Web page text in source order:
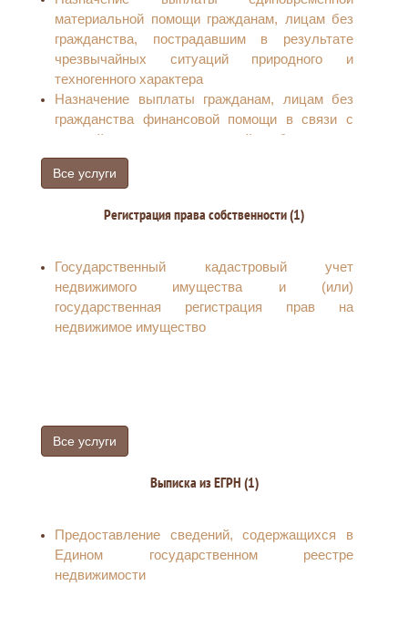
материальной помощи гражданам, лицам без
гражданства, пострадавшим в результате
чрезвычайных ситуаций природного и
техногенного характера
Назначение выплаты гражданам, лицам без
гражданства финансовой помощи в связи с
утратой ими имущества первой необходимости
в результате чрезвычайных ситуаций
природного и техногенного характера
Все услуги
Регистрация права собственности (1)
Государственный кадастровый учет
недвижимого имущества и (или)
государственная регистрация прав на
недвижимое имущество
Все услуги
Выписка из ЕГРН (1)
Предоставление сведений, содержащихся в
Едином государственном реестре
недвижимости